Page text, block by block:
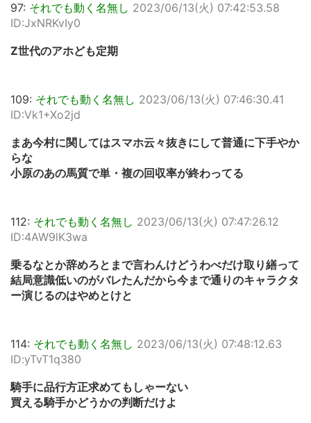
97: それでも動く名無し 2023/06/13(火) 07:42:53.58
ID:JxNRKvIy0
Z世代のアホども定期
109: それでも動く名無し 2023/06/13(火) 07:46:30.41
ID:Vk1+Xo2jd
まあ今村に関してはスマホ云々抜きにして普通に下手やか
らな
小原のあの馬質で単・複の回収率が終わってる
112: それでも動く名無し 2023/06/13(火) 07:47:26.12
ID:4AW9lK3wa
乗るなとか辞めろとまで言わんけどうわべだけ取り繕って
結局意識低いのがバレたんだから今まで通りのキャラクタ
ー演じるのはやめとけと
114: それでも動く名無し 2023/06/13(火) 07:48:12.63
ID:yTvT1q380
騎手に品行方正求めてもしゃーない
買える騎手かどうかの判断だけよ